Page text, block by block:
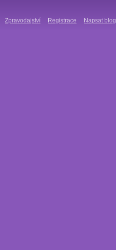
Zpravodajství Registrace Napsat blog